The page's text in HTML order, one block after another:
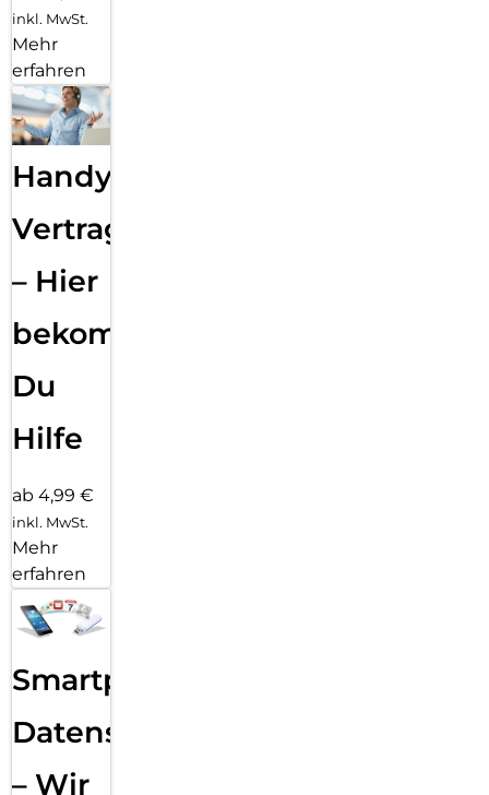
inkl. MwSt.
Mehr
erfahren
Handy
Vertragsabwicklung
– Hier
bekommst
Du
Hilfe
ab 4,99 €
inkl. MwSt.
Mehr
erfahren
Smartphone
Datensicherung
– Wir